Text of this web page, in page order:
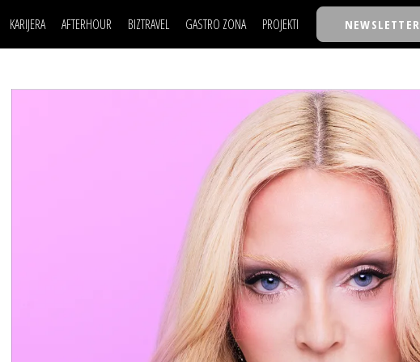
KARIJERA AFTERHOUR BIZTRAVEL GASTRO ZONA PROJEKTI
TASTY TALKS
30 ISPOD 30
BACK TO OFFICE/SCHOOL
BIZBENDOVI
BMW BIZNIS LIGA
BIZLIFE WEEK
IZJAVA GODINE
NEWSLETTER
POSAO
MOJ UGAO
FILM I SCENA
AUTO SVET
NAJKOLEGA
30 ISPOD 30
BACK TO OFFICE/SCHOOL
BIZBENDOVI
BIZKOLEGIJUM
IZJAVA GODINE